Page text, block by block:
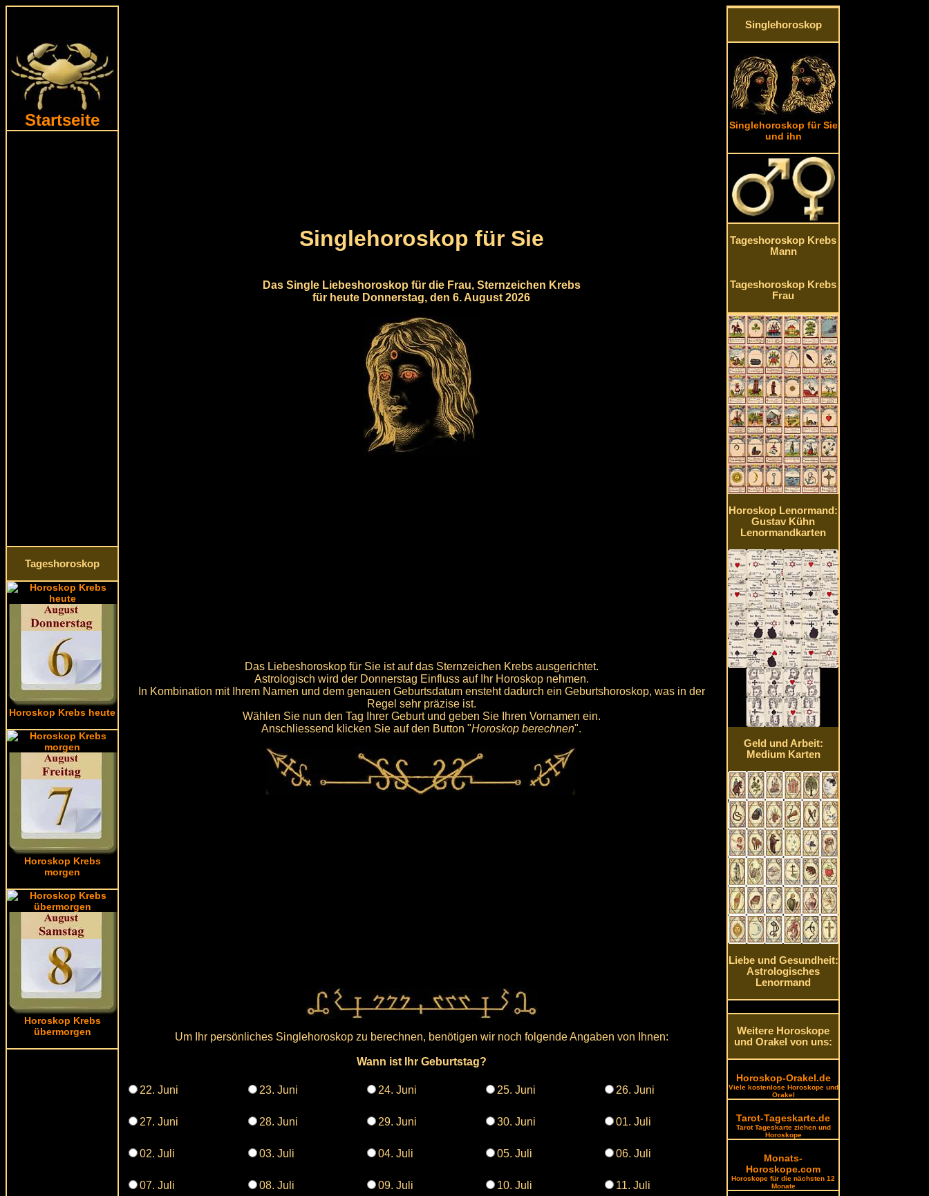
Startseite
Tageshoroskop
Horoskop Krebs heute
Horoskop Krebs
morgen
Horoskop Krebs
übermorgen
Singlehoroskop für Sie
Das Single Liebeshoroskop für die Frau, Sternzeichen Krebs
für heute Donnerstag, den 6. August 2026
Das Liebeshoroskop für Sie ist auf das Sternzeichen Krebs ausgerichtet.
Astrologisch wird der Donnerstag Einfluss auf Ihr Horoskop nehmen.
In Kombination mit Ihrem Namen und dem genauen Geburtsdatum ensteht dadurch ein Geburtshoroskop, was in der
Regel sehr präzise ist.
Wählen Sie nun den Tag Ihrer Geburt und geben Sie Ihren Vornamen ein.
Anschliessend klicken Sie auf den Button "Horoskop berechnen".
Um Ihr persönliches Singlehoroskop zu berechnen, benötigen wir noch folgende Angaben von Ihnen:
Wann ist Ihr Geburtstag?
22. Juni 23. Juni 24. Juni 25. Juni 26. Juni
27. Juni 28. Juni 29. Juni 30. Juni 01. Juli
02. Juli 03. Juli 04. Juli 05. Juli 06. Juli
07. Juli 08. Juli 09. Juli 10. Juli 11. Juli
Singlehoroskop
Singlehoroskop für Sie
und ihn
Tageshoroskop Krebs
Mann
Tageshoroskop Krebs
Frau
Horoskop Lenormand:
Gustav Kühn
Lenormandkarten
Geld und Arbeit:
Medium Karten
Liebe und Gesundheit:
Astrologisches
Lenormand
Weitere Horoskope
und Orakel von uns:
Horoskop-Orakel.de
Viele kostenlose Horoskope und
Orakel
Tarot-Tageskarte.de
Tarot Tageskarte ziehen und
Horoskope
Monats-
Horoskope.com
Horoskope für die nächsten 12
Monate